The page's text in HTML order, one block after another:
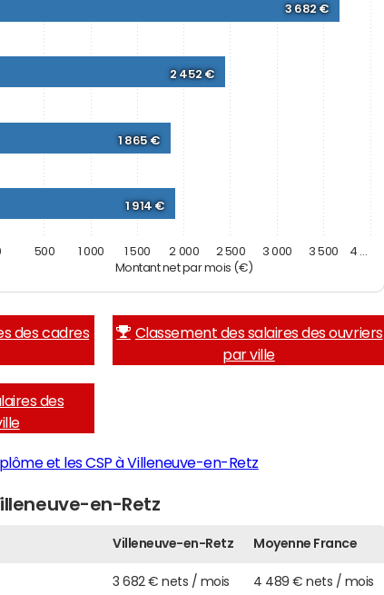
Montant net par mois (€)
3 682 €
2 452 €
1 865 €
1 914 €
500 1 000 1 500 2 000 2 500 3 000 3 500 4 …
des cadres
Classement des salaires des ouvriers
par ville
des
et les CSP à Villeneuve-en-Retz
en-Retz
Villeneuve-en-Retz Moyenne France
3 682 € nets / mois 4 489 € nets / mois